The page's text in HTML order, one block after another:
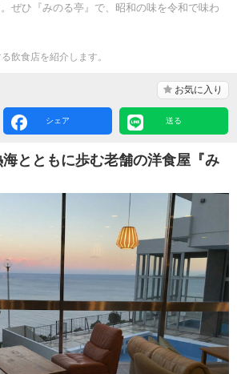
ぜひ『みのる亭』で、昭和の味を令和で味わ
飲食店を紹介します。
お気に入り
シェア 送る
とともに歩む老舗の洋食屋『み